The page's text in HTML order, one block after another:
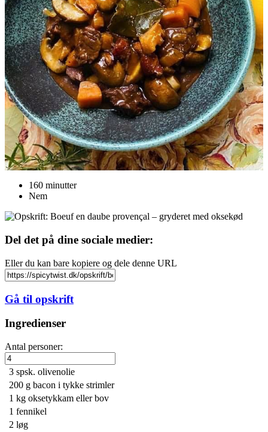
160 minutter
Nem
Del det på dine sociale medier:
Eller du kan bare kopiere og dele denne URL
Gå til opskrift
Ingredienser
Antal personer:
3 spsk. olivenolie
200 g bacon i tykke strimler
1 kg oksetykkam eller bov
1 fennikel
2 løg